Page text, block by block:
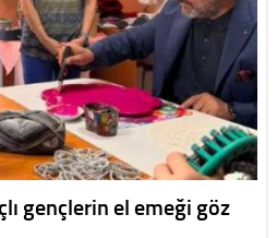
gençlerin el emeği göz